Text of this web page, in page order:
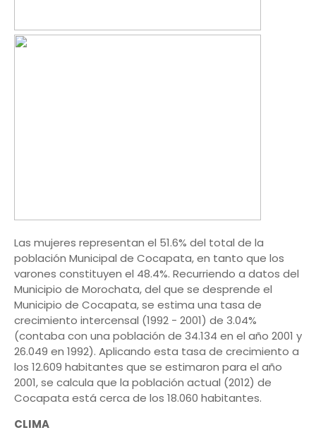
Las mujeres representan el 51.6% del total de la
población Municipal de Cocapata, en tanto que los
varones constituyen el 48.4%. Recurriendo a datos del
Municipio de Morochata, del que se desprende el
Municipio de Cocapata, se estima una tasa de
crecimiento intercensal (1992 - 2001) de 3.04%
(contaba con una población de 34.134 en el año 2001 y
26.049 en 1992). Aplicando esta tasa de crecimiento a
los 12.609 habitantes que se estimaron para el año
2001, se calcula que la población actual (2012) de
Cocapata está cerca de los 18.060 habitantes.
CLIMA